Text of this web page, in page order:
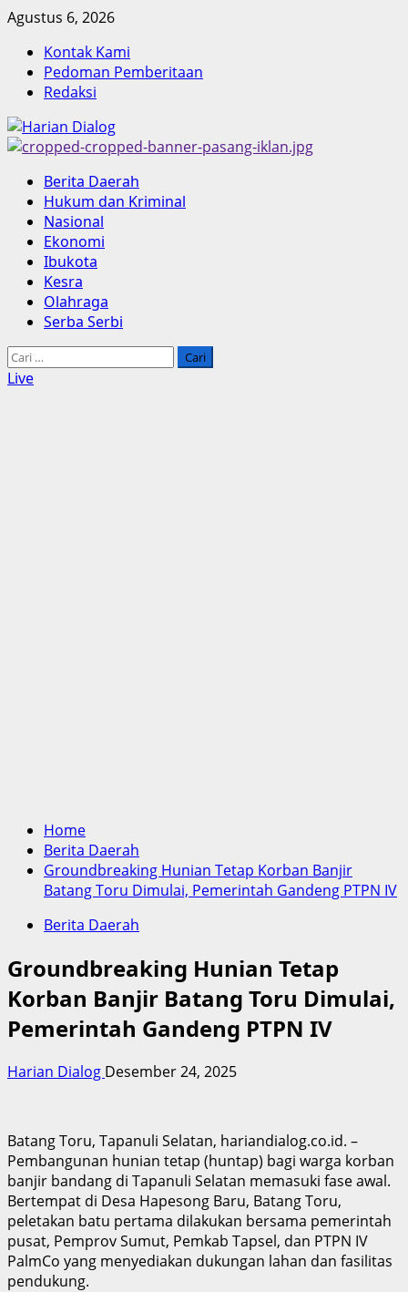
Skip
content
Agustus 6, 2026
Kontak Kami
Pedoman Pemberitaan
Redaksi
Primary
Menu
Berita Daerah
Hukum dan Kriminal
Nasional
Ekonomi
Ibukota
Kesra
Olahraga
Serba Serbi
Cari
untuk:
Live
Home
Berita Daerah
Groundbreaking Hunian Tetap Korban Banjir
Batang Toru Dimulai, Pemerintah Gandeng PTPN IV
Berita Daerah
Groundbreaking Hunian Tetap
Korban Banjir Batang Toru Dimulai,
Pemerintah Gandeng PTPN IV
Harian Dialog Desember 24, 2025
Batang Toru, Tapanuli Selatan, hariandialog.co.id. –
Pembangunan hunian tetap (huntap) bagi warga korban
banjir bandang di Tapanuli Selatan memasuki fase awal.
Bertempat di Desa Hapesong Baru, Batang Toru,
peletakan batu pertama dilakukan bersama pemerintah
pusat, Pemprov Sumut, Pemkab Tapsel, dan PTPN IV
PalmCo yang menyediakan dukungan lahan dan fasilitas
pendukung.